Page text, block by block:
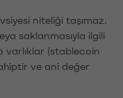
niteliği taşımaz.
saklanmasıyla ilgili
varlıklar (stablecoin
ve ani değer